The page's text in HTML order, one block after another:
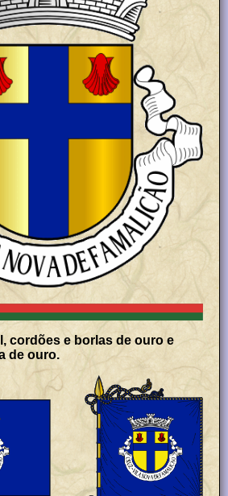
cordões e borlas de ouro e
de ouro.